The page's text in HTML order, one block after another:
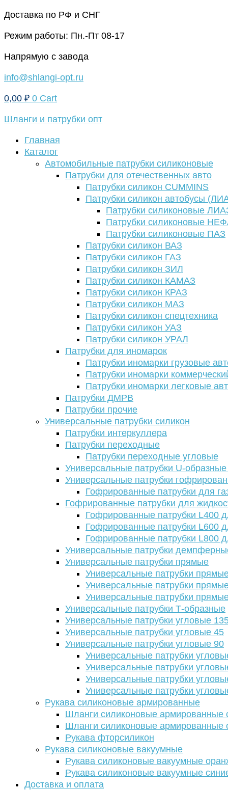
Перейти
содержимому
Доставка по РФ и СНГ
Режим работы: Пн.-Пт 08-17
Напрямую с завода
info@shlangi-opt.ru
0,00 ₽ 0 Cart
Шланги и патрубки опт
Главная
Каталог
Автомобильные патрубки силиконовые
Патрубки для отечественных авто
Патрубки силикон CUMMINS
Патрубки силикон автобусы
Патрубки силиконовые
Патрубки силиконовые
Патрубки силиконовые ПАЗ
Патрубки силикон ВАЗ
Патрубки силикон ГАЗ
Патрубки силикон ЗИЛ
Патрубки силикон КАМАЗ
Патрубки силикон КРАЗ
Патрубки силикон МАЗ
Патрубки силикон спецтехника
Патрубки силикон УАЗ
Патрубки силикон УРАЛ
Патрубки для иномарок
Патрубки иномарки грузовые
Патрубки иномарки
Патрубки иномарки легковые
Патрубки ДМРВ
Патрубки прочие
Универсальные патрубки силикон
Патрубки интеркуллера
Патрубки переходные
Патрубки переходные угловые
Универсальные патрубки U-
Универсальные патрубки
Гофрированные патрубки для
Гофрированные патрубки для
Гофрированные патрубки L400
Гофрированные патрубки L600
Гофрированные патрубки L800
Универсальные патрубки
Универсальные патрубки прямые
Универсальные патрубки
Универсальные патрубки
Универсальные патрубки
Универсальные патрубки Т-образные
Универсальные патрубки угловые
Универсальные патрубки угловые 45
Универсальные патрубки угловые 90
Универсальные патрубки
Универсальные патрубки
Универсальные патрубки
Универсальные патрубки
Рукава силиконовые армированные
Шланги силиконовые армированные
Шланги силиконовые армированные
Рукава фторсиликон
Рукава силиконовые вакуумные
Рукава силиконовые вакуумные
Рукава силиконовые вакуумные
Доставка и оплата